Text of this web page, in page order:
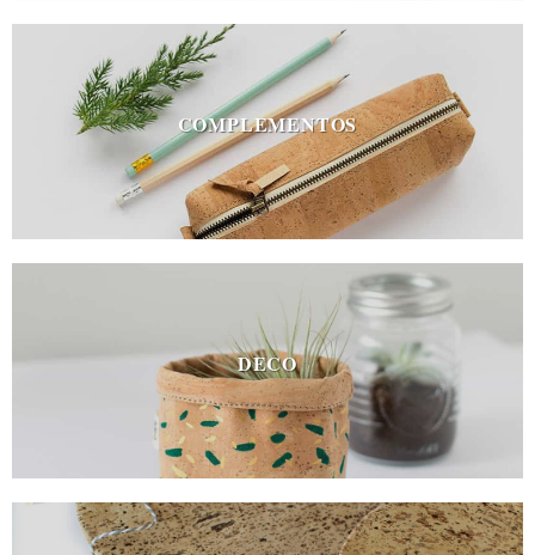
COMPLEMENTOS
DECO